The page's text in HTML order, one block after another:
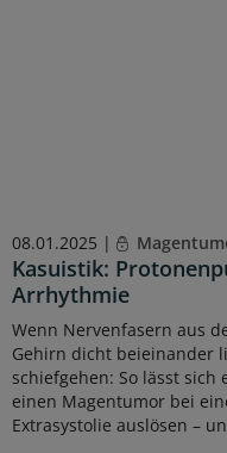
08.01.2025 |
Kasuistik:
Arrhythmie
Wenn Nervenfasern aus
Gehirn dicht beieinander
schiefgehen: So lässt
einen Magentumor bei
Extrasystolie auslösen –